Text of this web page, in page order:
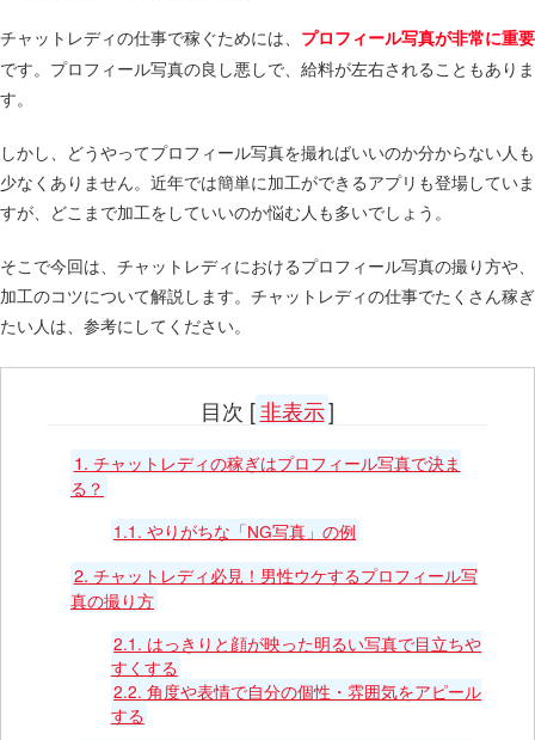
チャットレディの仕事で稼ぐためには、 プロフィール写真が非常に重要
です。プロフィール写真の良し悪しで、給料が左右されることもありま
す。
しかし、どうやってプロフィール写真を撮ればいいのか分からない人も
少なくありません。近年では簡単に加工ができるアプリも登場していま
すが、どこまで加工をしていいのか悩む人も多いでしょう。
そこで今回は、チャットレディにおけるプロフィール写真の撮り方や、
加工のコツについて解説します。チャットレディの仕事でたくさん稼ぎ
たい人は、参考にしてください。
目次 [非表示]
1. チャットレディの稼ぎはプロフィール写真で決ま
る？
1.1. やりがちな「NG写真」の例
2. チャットレディ必見！男性ウケするプロフィール写
真の撮り方
2.1. はっきりと顔が映った明るい写真で目立ちや
すくする
2.2. 角度や表情で自分の個性・雰囲気をアピール
する